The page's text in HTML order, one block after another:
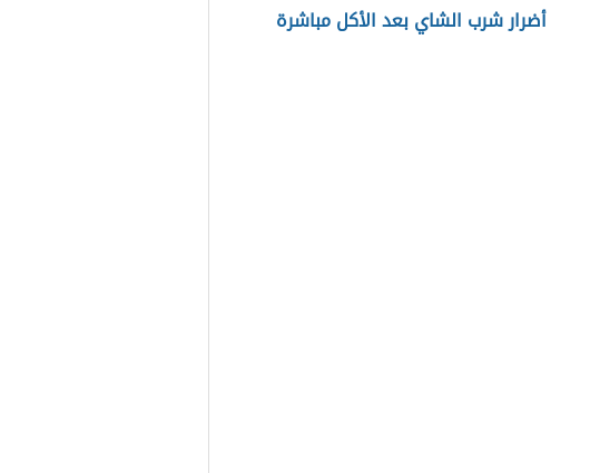
أضرار شرب الشاي بعد الأكل مباشرة